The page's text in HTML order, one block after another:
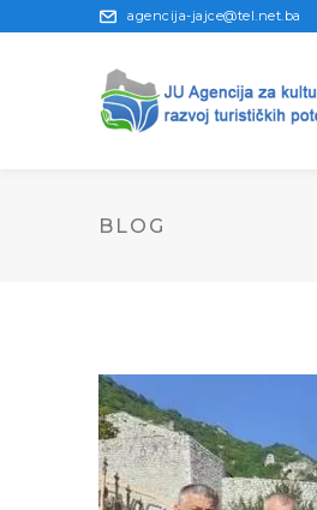
agencija-jajce@tel.net.ba
BLOG